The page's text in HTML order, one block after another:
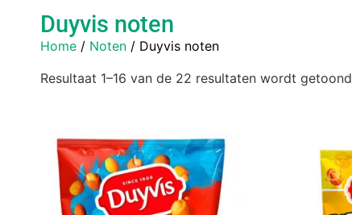
Duyvis noten
Home / Noten / Duyvis noten
Resultaat 1–16 van de 22 resultaten wordt getoond